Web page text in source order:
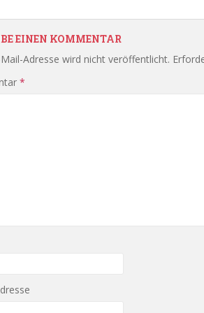
EINEN KOMMENTAR
Adresse wird nicht veröffentlicht.
*